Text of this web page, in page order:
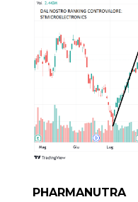
PHARMANUTRA